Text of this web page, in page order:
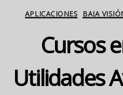
APLICACIONES BAJA
Cursos
Utilidades